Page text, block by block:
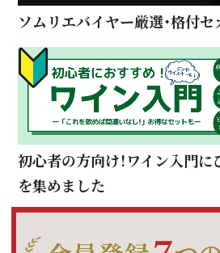
ソムリエバイヤー厳選・格付
初心者の方向け！ワイン入門
を集めました